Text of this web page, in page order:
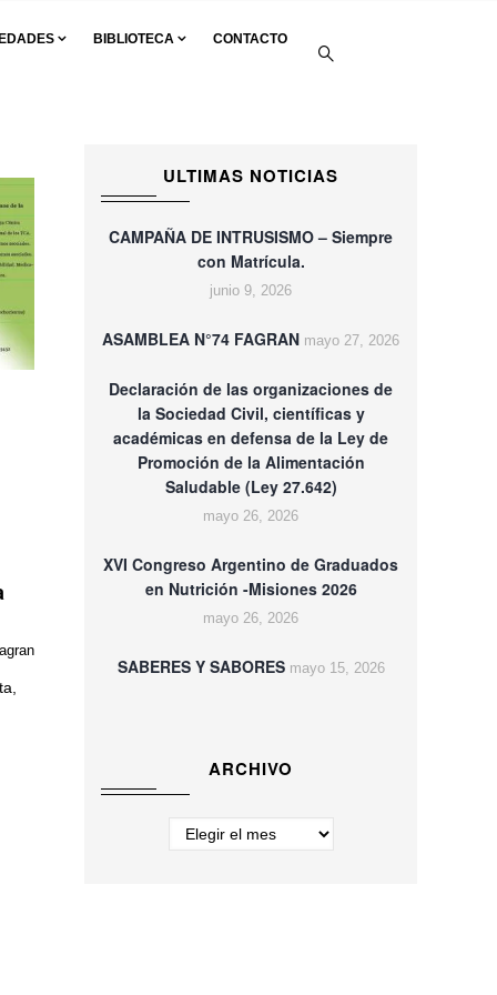
BIBLIOTECA CONTACTO
ULTIMAS NOTICIAS
CAMPAÑA DE INTRUSISMO – Siempre
con Matrícula.
junio 9, 2026
ASAMBLEA N°74 FAGRAN mayo 27, 2026
Declaración de las organizaciones de
la Sociedad Civil, científicas y
académicas en defensa de la Ley de
Promoción de la Alimentación
Saludable (Ley 27.642)
mayo 26, 2026
XVI Congreso Argentino de Graduados
en Nutrición -Misiones 2026
mayo 26, 2026
SABERES Y SABORES mayo 15, 2026
ARCHIVO
Archivo